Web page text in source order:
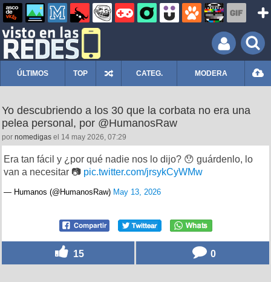
ÚLTIMOS TOP CATEG. MODERA
Yo descubriendo a los 30 que la corbata no era una
pelea personal, por @HumanosRaw
por nomedigas el 14 may 2026, 07:29
Era tan fácil y ¿por qué nadie nos lo dijo? 😯 guárdenlo, lo
van a necesitar 📷 pic.twitter.com/jrsykCyWMw
— Humanos (@HumanosRaw) May 13, 2026
15 0